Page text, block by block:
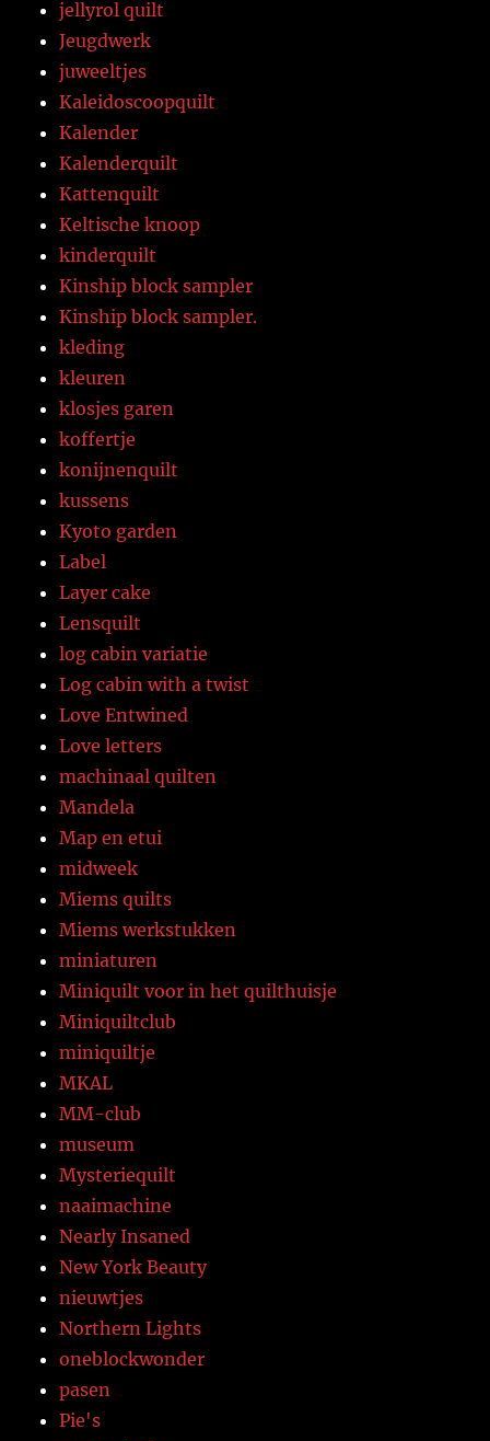
jellyrol quilt
Jeugdwerk
juweeltjes
Kaleidoscoopquilt
Kalender
Kalenderquilt
Kattenquilt
Keltische knoop
kinderquilt
Kinship block sampler
Kinship block sampler.
kleding
kleuren
klosjes garen
koffertje
konijnenquilt
kussens
Kyoto garden
Label
Layer cake
Lensquilt
log cabin variatie
Log cabin with a twist
Love Entwined
Love letters
machinaal quilten
Mandela
Map en etui
midweek
Miems quilts
Miems werkstukken
miniaturen
Miniquilt voor in het quilthuisje
Miniquiltclub
miniquiltje
MKAL
MM-club
museum
Mysteriequilt
naaimachine
Nearly Insaned
New York Beauty
nieuwtjes
Northern Lights
oneblockwonder
pasen
Pie's